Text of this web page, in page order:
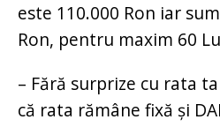
este 110.000 Ron iar
Ron, pentru maxim 60
– Fără surprize cu rata
că rata rămâne fixă și